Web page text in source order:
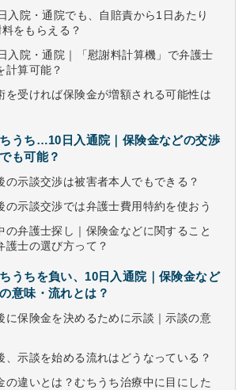
入院・通院でも、自賠責から1日あたり
をもらえる？
入院・通院｜「慰謝料計算機」で弁護士
計算可能？
を受ければ保険金が増額される可能性は
うち…10日入通院｜保険金などの交渉
も可能？
の示談交渉は被害者本人でもできる？
の示談交渉では弁護士費用特約を使おう
の弁護士探し｜保険金などに関すること
護士の選び方って？
うちを負い、10日入通院｜保険金など
意味・流れとは？
に保険金を決めるために示談｜示談の意
、示談を始める流れはどうなっている？
の違いとは？むちうち治療中に目にした